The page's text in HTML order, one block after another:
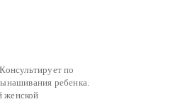
по
ребенка.
женской